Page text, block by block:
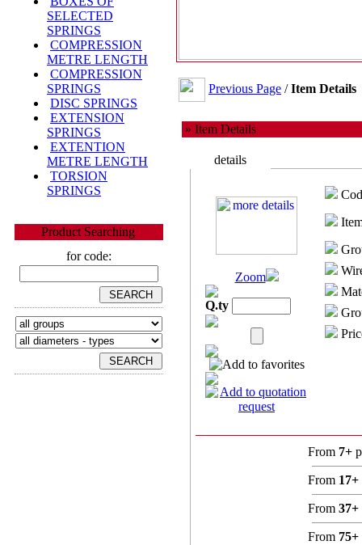
SELECTED
SPRINGS
COMPRESSION
METRE LENGTH
COMPRESSION
SPRINGS
DISC SPRINGS
EXTENSION
SPRINGS
EXTENTION
METRE LENGTH
TORSION
SPRINGS
Product Searching
for code:
Previous Page /Item Details
» Item Details
details
Zoom
Q.ty
From 7+
From 17+
From 37+
From 75+